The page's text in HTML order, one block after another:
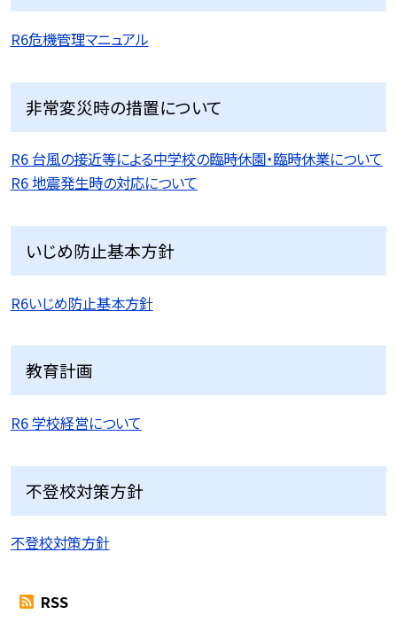
R6危機管理マニュアル
非常変災時の措置について
R6 台風の接近等による中学校の臨時休園・臨時休業について
R6 地震発生時の対応について
いじめ防止基本方針
R6いじめ防止基本方針
教育計画
R6 学校経営について
不登校対策方針
不登校対策方針
RSS